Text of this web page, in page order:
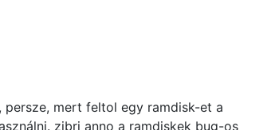
persze, mert feltol egy ramdisk-et a
zibri anno a ramdiskek bug-os